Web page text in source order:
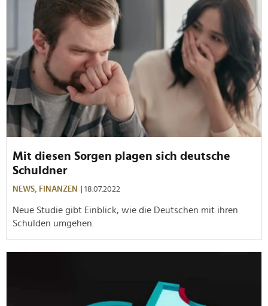
Mit diesen Sorgen plagen sich deutsche
Schuldner
NEWS, FINANZEN | 18.07.2022
Neue Studie gibt Einblick, wie die Deutschen mit ihren
Schulden umgehen.